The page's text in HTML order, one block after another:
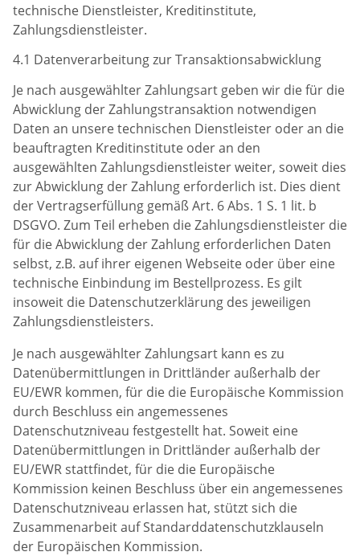
technische Dienstleister, Kreditinstitute,
Zahlungsdienstleister.
4.1 Datenverarbeitung zur Transaktionsabwicklung
Je nach ausgewählter Zahlungsart geben wir die für die
Abwicklung der Zahlungstransaktion notwendigen
Daten an unsere technischen Dienstleister oder an die
beauftragten Kreditinstitute oder an den
ausgewählten Zahlungsdienstleister weiter, soweit dies
zur Abwicklung der Zahlung erforderlich ist. Dies dient
der Vertragserfüllung gemäß Art. 6 Abs. 1 S. 1 lit. b
DSGVO. Zum Teil erheben die Zahlungsdienstleister die
für die Abwicklung der Zahlung erforderlichen Daten
selbst, z.B. auf ihrer eigenen Webseite oder über eine
technische Einbindung im Bestellprozess. Es gilt
insoweit die Datenschutzerklärung des jeweiligen
Zahlungsdienstleisters.
Je nach ausgewählter Zahlungsart kann es zu
Datenübermittlungen in Drittländer außerhalb der
EU/EWR kommen, für die die Europäische Kommission
durch Beschluss ein angemessenes
Datenschutzniveau festgestellt hat. Soweit eine
Datenübermittlungen in Drittländer außerhalb der
EU/EWR stattfindet, für die die Europäische
Kommission keinen Beschluss über ein angemessenes
Datenschutzniveau erlassen hat, stützt sich die
Zusammenarbeit auf Standarddatenschutzklauseln
der Europäischen Kommission.